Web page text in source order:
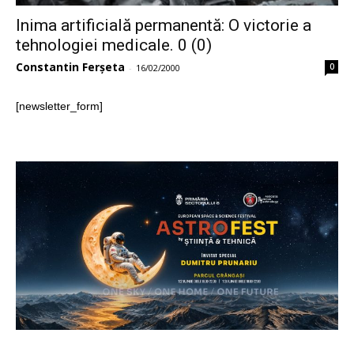
Inima artificială permanentă: O victorie a
tehnologiei medicale. 0 (0)
Constantin Ferșeta - 16/02/2000 0
[newsletter_form]